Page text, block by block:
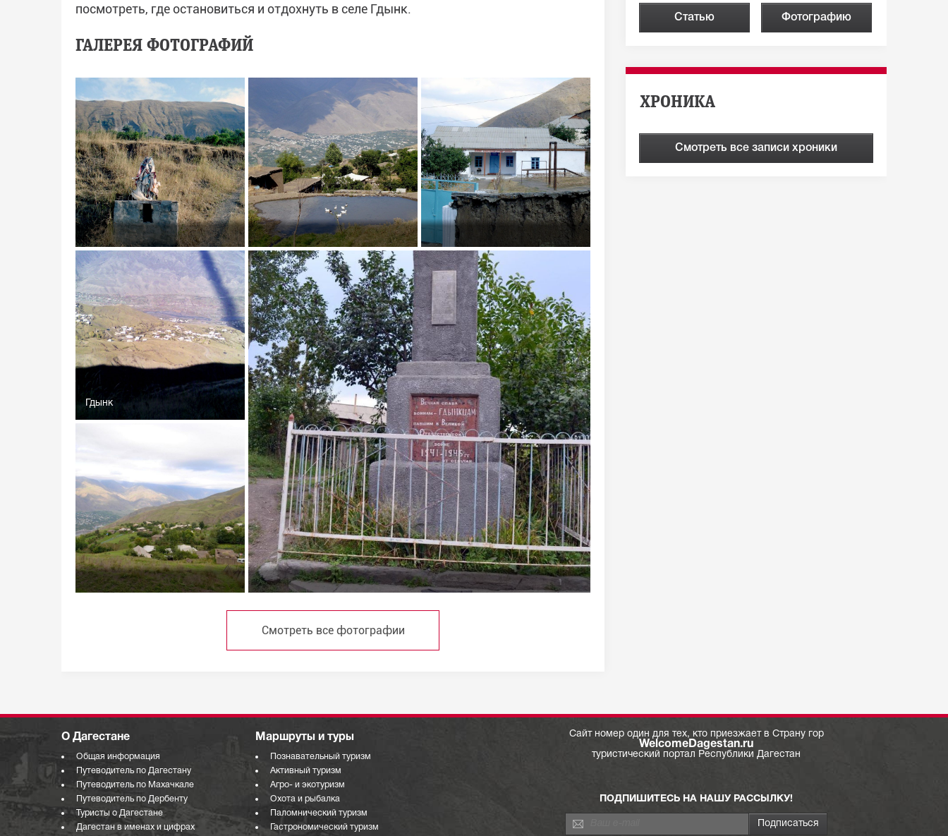
посмотреть, где остановиться и отдохнуть в селе Гдынк.
ГАЛЕРЕЯ ФОТОГРАФИЙ
Гдынк
Смотреть все фотографии
Статью Фотографию
ХРОНИКА
Смотреть все записи хроники
О Дагестане
Общая информация
Путеводитель по Дагестану
Путеводитель по Махачкале
Путеводитель по Дербенту
Туристы о Дагестане
Дагестан в именах и цифрах
Маршруты и туры
Познавательный туризм
Активный туризм
Агро- и экотуризм
Охота и рыбалка
Паломнический туризм
Гастрономический туризм
Сайт номер один для тех, кто приезжает в Страну гор
WelcomeDagestan.ru
туристический портал Республики Дагестан
ПОДПИШИТЕСЬ НА НАШУ РАССЫЛКУ!